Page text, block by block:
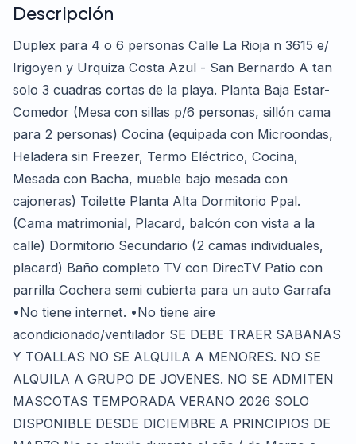
Descripción
Duplex para 4 o 6 personas Calle La Rioja n 3615 e/
Irigoyen y Urquiza Costa Azul - San Bernardo A tan
solo 3 cuadras cortas de la playa. Planta Baja Estar-
Comedor (Mesa con sillas p/6 personas, sillón cama
para 2 personas) Cocina (equipada con Microondas,
Heladera sin Freezer, Termo Eléctrico, Cocina,
Mesada con Bacha, mueble bajo mesada con
cajoneras) Toilette Planta Alta Dormitorio Ppal.
(Cama matrimonial, Placard, balcón con vista a la
calle) Dormitorio Secundario (2 camas individuales,
placard) Baño completo TV con DirecTV Patio con
parrilla Cochera semi cubierta para un auto Garrafa
•No tiene internet. •No tiene aire
acondicionado/ventilador SE DEBE TRAER SABANAS
Y TOALLAS NO SE ALQUILA A MENORES. NO SE
ALQUILA A GRUPO DE JOVENES. NO SE ADMITEN
MASCOTAS TEMPORADA VERANO 2026 SOLO
DISPONIBLE DESDE DICIEMBRE A PRINCIPIOS DE